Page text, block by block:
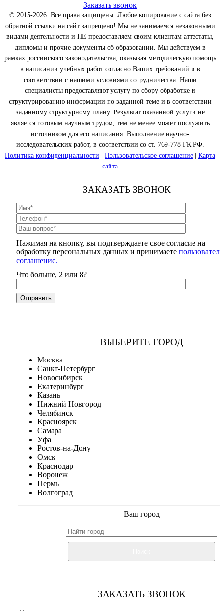
Заказать звонок
© 2015-2026. Все права защищены. Любое копирование с сайта без
обратной ссылки на сайт запрещено! Мы не занимаемся незаконными
видами деятельности и НЕ предоставляем своим клиентам аттестаты,
дипломы и прочие документы об образовании. Мы действуем в
рамках российского законодательства, оказывая методическую помощь
в написании учебных работ согласно Ваших требований и в
соответствии с нашими условиями сотрудничества. Наши
специалисты предоставляют услугу по сбору обработке и
структурированию информации по заданной теме и в соответствии
заданному структурному плану. Результат оказанной услуги не
является готовым научным трудом, тем не менее может послужить
источником для его написания. Выполнение научно-
исследовательских работ, в соответствии со ст. 769-778 ГК РФ.
Политика конфиденциальности
Пользовательское соглашение
Карта
сайта
ЗАКАЗАТЬ ЗВОНОК
Нажимая на кнопку, вы подтверждаете свое согласие на
обработку персональных данных и принимаете
соглашение.
Что больше, 2 или 8?
ВЫБЕРИТЕ ГОРОД
Москва
Санкт-Петербург
Новосибирск
Екатеринбург
Казань
Нижний Новгород
Челябинск
Красноярск
Самара
Уфа
Ростов-на-Дону
Омск
Краснодар
Воронеж
Пермь
Волгоград
Ваш город
ЗАКАЗАТЬ ЗВОНОК